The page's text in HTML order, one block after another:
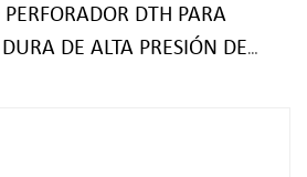
DTH PARA
DE ALTA PRESIÓN DE